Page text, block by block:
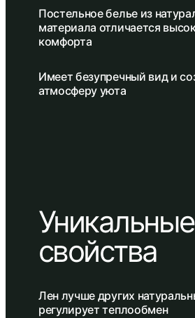
Постельное белье из
материала отличается
комфорта
Имеет безупречный вид и
атмосферу уюта
Уникальные
свойства
Лен лучше других
регулирует теплообмен